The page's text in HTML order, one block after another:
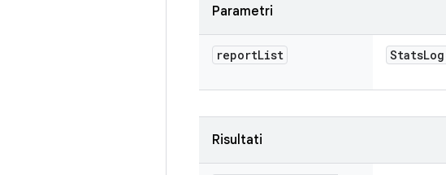
Parametri
reportList StatsLog
Risultati